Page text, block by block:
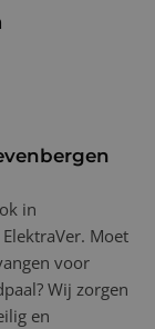
in
Moet
voor
Wij zorgen
en